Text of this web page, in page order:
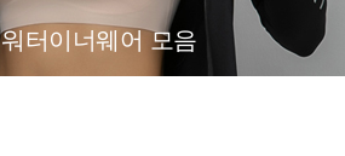
워터이너웨어 모음